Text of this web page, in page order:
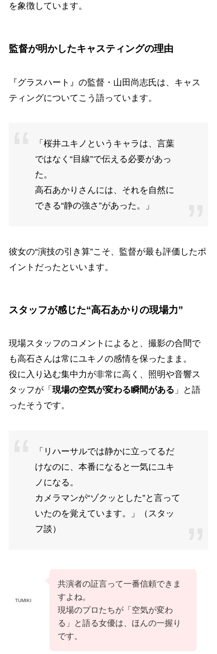
を象徴しています。
監督が明かしたキャスティングの理由
『グラスハート』の監督・山田尚志氏は、キャス
ティングについてこう語っています。
「桜井ユキノというキャラは、言葉
ではなく“目線”で伝える必要があっ
た。
高石あかりさんには、それを自然に
できる“静の強さ”があった。」
彼女の“演技の引き算”こそ、監督が最も評価したポ
イントだったといいます。
スタッフが感じた“高石あかりの現場力”
現場スタッフのコメントによると、撮影の合間で
も高石さんは常にユキノの感情を保ったまま。
役に入り込む集中力が非常に高く、照明や音響ス
タッフが「 現場の空気が変わる瞬間がある 」と語
ったそうです。
「リハーサルでは静かに立ってるだ
けなのに、本番になると一気にユキ
ノになる。
カメラマンが“ゾクッとした”と言って
いたのを覚えています。」（スタッ
フ談）
TUMIKI
共演者の証言って一番信頼できま
すよね。
現場のプロたちが「空気が変わ
る」と語る女優は、ほんの一握り
です。